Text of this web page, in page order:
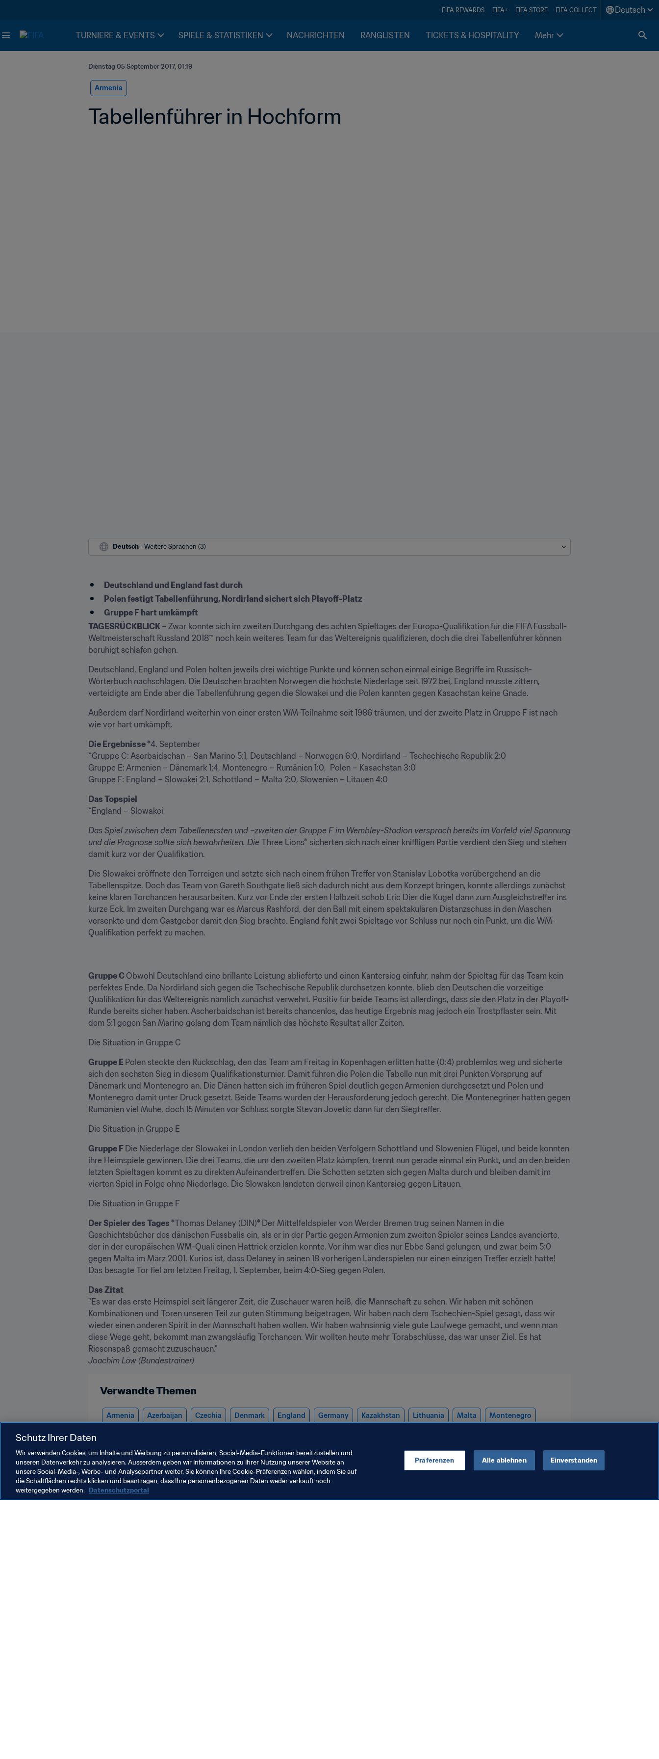
FIFA REWARDS FIFA+ FIFA STORE FIFA COLLECT Deutsch
TURNIERE & EVENTS SPIELE & STATISTIKEN NACHRICHTEN RANGLISTEN TICKETS & HOSPITALITY Mehr
Dienstag 05 September 2017, 01:19
Armenia
Tabellenführer in Hochform
Deutsch - Weitere Sprachen (3)
Deutschland und England fast durch
Polen festigt Tabellenführung, Nordirland sichert sich Playoff-Platz
Gruppe F hart umkämpft
TAGESRÜCKBLICK – Zwar konnte sich im zweiten Durchgang des achten Spieltages der Europa-Qualifikation für die FIFA Fussball-
Weltmeisterschaft Russland 2018™ noch kein weiteres Team für das Weltereignis qualifizieren, doch die drei Tabellenführer können
beruhigt schlafen gehen.
Deutschland, England und Polen holten jeweils drei wichtige Punkte und können schon einmal einige Begriffe im Russisch-
Wörterbuch nachschlagen. Die Deutschen brachten Norwegen die höchste Niederlage seit 1972 bei, England musste zittern,
verteidigte am Ende aber die Tabellenführung gegen die Slowakei und die Polen kannten gegen Kasachstan keine Gnade.
Außerdem darf Nordirland weiterhin von einer ersten WM-Teilnahme seit 1986 träumen, und der zweite Platz in Gruppe F ist nach
wie vor hart umkämpft.
Die Ergebnisse *4. September
*Gruppe C: Aserbaidschan – San Marino 5:1, Deutschland – Norwegen 6:0, Nordirland – Tschechische Republik 2:0
Gruppe E: Armenien – Dänemark 1:4, Montenegro – Rumänien 1:0,  Polen – Kasachstan 3:0
Gruppe F: England – Slowakei 2:1, Schottland – Malta 2:0, Slowenien – Litauen 4:0
Das Topspiel
*England – Slowakei
Das Spiel zwischen dem Tabellenersten und –zweiten der Gruppe F im Wembley-Stadion versprach bereits im Vorfeld viel Spannung
und die Prognose sollte sich bewahrheiten. Die Three Lions* sicherten sich nach einer kniffligen Partie verdient den Sieg und stehen
damit kurz vor der Qualifikation.
Die Slowakei eröffnete den Torreigen und setzte sich nach einem frühen Treffer von Stanislav Lobotka vorübergehend an die
Tabellenspitze. Doch das Team von Gareth Southgate ließ sich dadurch nicht aus dem Konzept bringen, konnte allerdings zunächst
keine klaren Torchancen herausarbeiten. Kurz vor Ende der ersten Halbzeit schob Eric Dier die Kugel dann zum Ausgleichstreffer ins
kurze Eck. Im zweiten Durchgang war es Marcus Rashford, der den Ball mit einem spektakulären Distanzschuss in den Maschen
versenkte und dem Gastgeber damit den Sieg brachte. England fehlt zwei Spieltage vor Schluss nur noch ein Punkt, um die WM-
Qualifikation perfekt zu machen.
Gruppe C Obwohl Deutschland eine brillante Leistung ablieferte und einen Kantersieg einfuhr, nahm der Spieltag für das Team kein
perfektes Ende. Da Nordirland sich gegen die Tschechische Republik durchsetzen konnte, blieb den Deutschen die vorzeitige
Qualifikation für das Weltereignis nämlich zunächst verwehrt. Positiv für beide Teams ist allerdings, dass sie den Platz in der Playoff-
Runde bereits sicher haben. Ascherbaidschan ist bereits chancenlos, das heutige Ergebnis mag jedoch ein Trostpflaster sein. Mit
dem 5:1 gegen San Marino gelang dem Team nämlich das höchste Resultat aller Zeiten.
Die Situation in Gruppe C
Gruppe E Polen steckte den Rückschlag, den das Team am Freitag in Kopenhagen erlitten hatte (0:4) problemlos weg und sicherte
sich den sechsten Sieg in diesem Qualifikationsturnier. Damit führen die Polen die Tabelle nun mit drei Punkten Vorsprung auf
Dänemark und Montenegro an. Die Dänen hatten sich im früheren Spiel deutlich gegen Armenien durchgesetzt und Polen und
Montenegro damit unter Druck gesetzt. Beide Teams wurden der Herausforderung jedoch gerecht. Die Montenegriner hatten gegen
Rumänien viel Mühe, doch 15 Minuten vor Schluss sorgte Stevan Jovetic dann für den Siegtreffer.
Die Situation in Gruppe E
Gruppe F Die Niederlage der Slowakei in London verlieh den beiden Verfolgern Schottland und Slowenien Flügel, und beide konnten
ihre Heimspiele gewinnen. Die drei Teams, die um den zweiten Platz kämpfen, trennt nun gerade einmal ein Punkt, und an den beiden
letzten Spieltagen kommt es zu direkten Aufeinandertreffen. Die Schotten setzten sich gegen Malta durch und bleiben damit im
vierten Spiel in Folge ohne Niederlage. Die Slowaken landeten derweil einen Kantersieg gegen Litauen.
Die Situation in Gruppe F
Der Spieler des Tages *Thomas Delaney (DIN)* Der Mittelfeldspieler von Werder Bremen trug seinen Namen in die
Geschichtsbücher des dänischen Fussballs ein, als er in der Partie gegen Armenien zum zweiten Spieler seines Landes avancierte,
der in der europäischen WM-Quali einen Hattrick erzielen konnte. Vor ihm war dies nur Ebbe Sand gelungen, und zwar beim 5:0
gegen Malta im März 2001. Kurios ist, dass Delaney in seinen 18 vorherigen Länderspielen nur einen einzigen Treffer erzielt hatte!
Das besagte Tor fiel am letzten Freitag, 1. September, beim 4:0-Sieg gegen Polen.
Das Zitat
"Es war das erste Heimspiel seit längerer Zeit, die Zuschauer waren heiß, die Mannschaft zu sehen. Wir haben mit schönen
Kombinationen und Toren unseren Teil zur guten Stimmung beigetragen. Wir haben nach dem Tschechien-Spiel gesagt, dass wir
wieder einen anderen Spirit in der Mannschaft haben wollen. Wir haben wahnsinnig viele gute Laufwege gemacht, und wenn man
diese Wege geht, bekommt man zwangsläufig Torchancen. Wir wollten heute mehr Torabschlüsse, das war unser Ziel. Es hat
Joachim Löw (Bundestrainer)
Verwandte Themen
Armenia Azerbaijan Czechia Denmark England Germany Kazakhstan Lithuania Malta Montenegro
Schutz Ihrer Daten
Wir verwenden Cookies, um Inhalte und Werbung zu personalisieren, Social-Media-Funktionen bereitzustellen und
unseren Datenverkehr zu analysieren. Ausserdem geben wir Informationen zu Ihrer Nutzung unserer Website an
unsere Social-Media-, Werbe- und Analysepartner weiter. Sie können Ihre Cookie-Präferenzen wählen, indem Sie auf
die Schaltflächen rechts klicken und beantragen, dass Ihre personenbezogenen Daten weder verkauft noch
weitergegeben werden. Datenschutzportal
Präferenzen Alle ablehnen Einverstanden